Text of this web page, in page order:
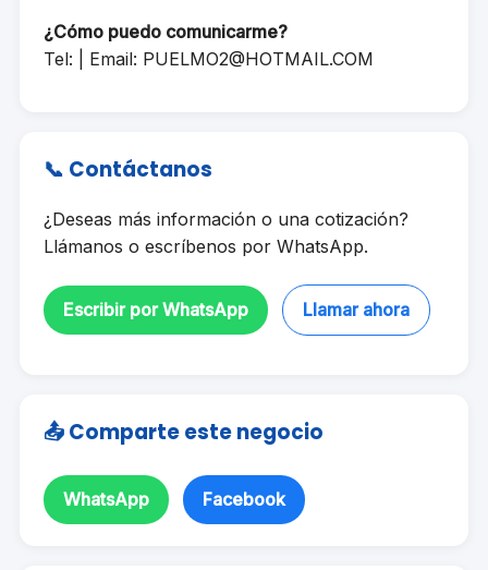
¿Cómo puedo comunicarme?
Tel: | Email: PUELMO2@HOTMAIL.COM
📞 Contáctanos
¿Deseas más información o una cotización?
Llámanos o escríbenos por WhatsApp.
Escribir por WhatsApp Llamar ahora
📤 Comparte este negocio
WhatsApp Facebook